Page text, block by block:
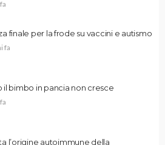
finale per la frode su vaccini e autismo
fa
il bimbo in pancia non cresce
l’origine autoimmune della